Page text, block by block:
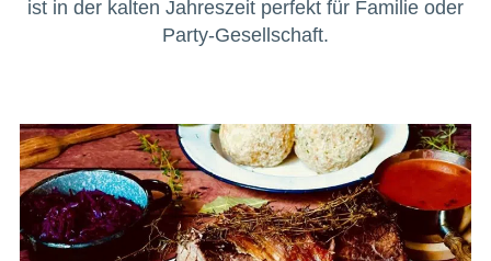
ist in der kalten Jahreszeit perfekt für Familie oder
Party-Gesellschaft.